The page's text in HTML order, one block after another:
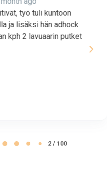
tuli kuntoon
hän adhock
putket
2 / 100